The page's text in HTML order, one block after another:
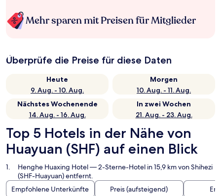
Mehr sparen mit Preisen für Mitglieder
Überprüfe die Preise für diese Daten
Heute
9. Aug. - 10. Aug.
Morgen
10. Aug. - 11. Aug.
Nächstes Wochenende
14. Aug. - 16. Aug.
In zwei Wochen
21. Aug. - 23. Aug.
Top 5 Hotels in der Nähe von
Huayuan (SHF) auf einen Blick
Henghe Huaxing Hotel— 2-Sterne-Hotel in 15,9 km von Shihezi
(SHF-Huayuan) entfernt.
Empfohlene Unterkünfte
Preis (aufsteigend)